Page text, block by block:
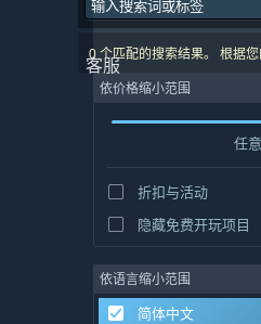
客服
0 个匹配的搜索结果。 根据
依价格缩小范围
任
折扣与活动
隐藏免费开玩项目
依语言缩小范围
简体中文